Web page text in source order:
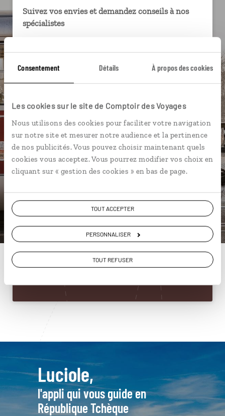
Consentement Détails À propos des cookies
Les cookies sur le site de Comptoir des Voyages
Nous utilisons des cookies pour faciliter votre navigation
sur notre site et mesurer notre audience et la pertinence
de nos publicités. Vous pouvez choisir maintenant quels
cookies vous acceptez. Vous pourrez modifier vos choix en
cliquant sur « gestion des cookies » en bas de page.
TOUT ACCEPTER
PERSONNALISER
TOUT REFUSER
Suivez vos envies et demandez conseils à nos
spécialistes
Échangez en face à face ou depuis nos studios
connectés en agence, mais aussi par email ou
pendant et après votre voyage.
ou
Construisez votre voyage avec un spécialiste
République Tchèque
01 86 95 65 13
Luciole,
l'appli qui vous guide en
République Tchèque